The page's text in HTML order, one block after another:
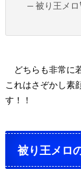
— 被り王メロ
どちらも非常に
これはさぞかし素
す！！
被り王メロ